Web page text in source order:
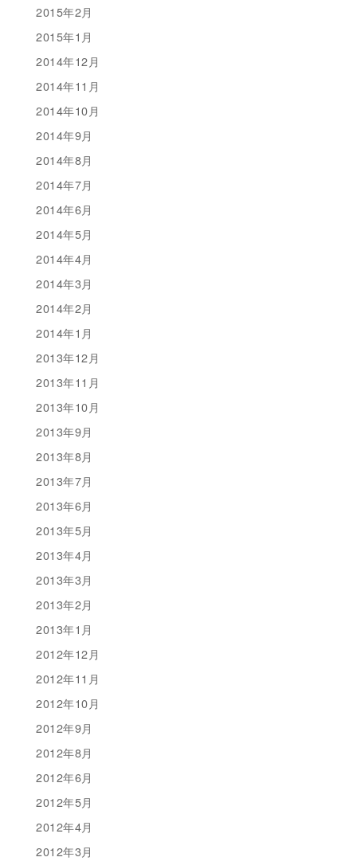
2015年2月
2015年1月
2014年12月
2014年11月
2014年10月
2014年9月
2014年8月
2014年7月
2014年6月
2014年5月
2014年4月
2014年3月
2014年2月
2014年1月
2013年12月
2013年11月
2013年10月
2013年9月
2013年8月
2013年7月
2013年6月
2013年5月
2013年4月
2013年3月
2013年2月
2013年1月
2012年12月
2012年11月
2012年10月
2012年9月
2012年8月
2012年6月
2012年5月
2012年4月
2012年3月